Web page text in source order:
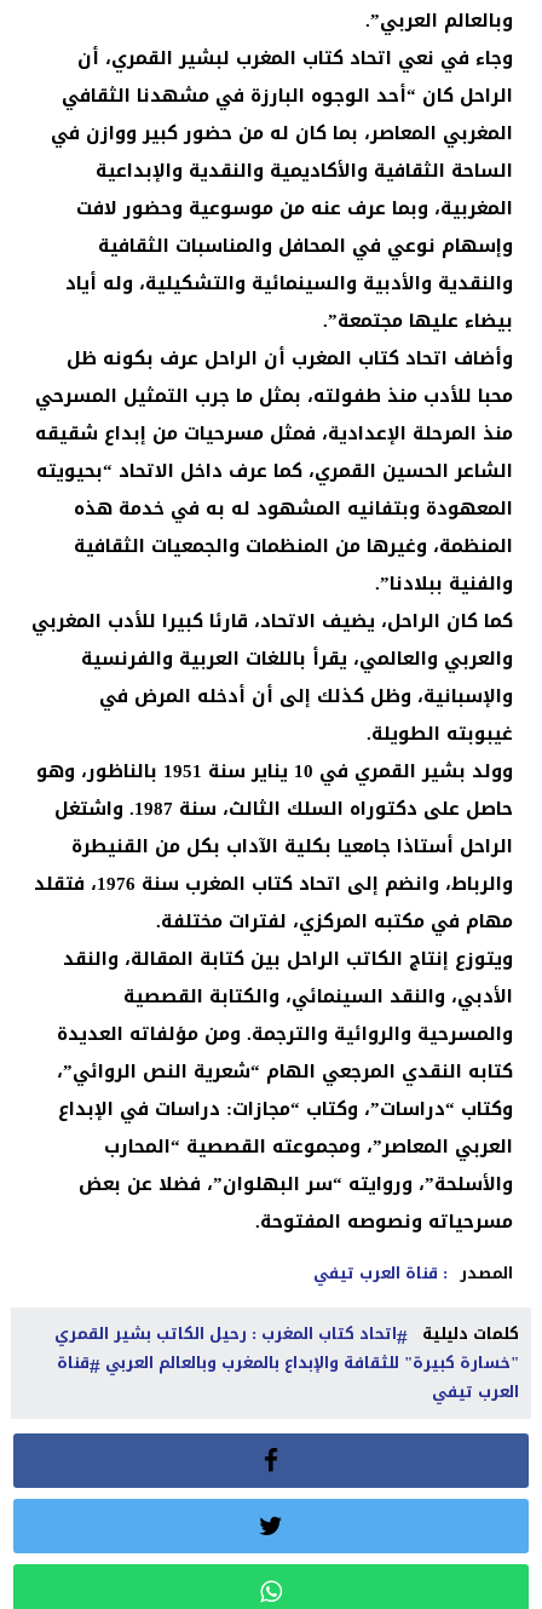
وبالعالم العربي”.
وجاء في نعي اتحاد كتاب المغرب لبشير القمري، أن
الراحل كان “أحد الوجوه البارزة في مشهدنا الثقافي
المغربي المعاصر، بما كان له من حضور كبير ووازن في
الساحة الثقافية والأكاديمية والنقدية والإبداعية
المغربية، وبما عرف عنه من موسوعية وحضور لافت
وإسهام نوعي في المحافل والمناسبات الثقافية
والنقدية والأدبية والسينمائية والتشكيلية، وله أياد
بيضاء عليها مجتمعة”.
وأضاف اتحاد كتاب المغرب أن الراحل عرف بكونه ظل
محبا للأدب منذ طفولته، بمثل ما جرب التمثيل المسرحي
منذ المرحلة الإعدادية، فمثل مسرحيات من إبداع شقيقه
الشاعر الحسين القمري، كما عرف داخل الاتحاد “بحيويته
المعهودة وبتفانيه المشهود له به في خدمة هذه
المنظمة، وغيرها من المنظمات والجمعيات الثقافية
والفنية ببلادنا”.
كما كان الراحل، يضيف الاتحاد، قارئا كبيرا للأدب المغربي
والعربي والعالمي، يقرأ باللغات العربية والفرنسية
والإسبانية، وظل كذلك إلى أن أدخله المرض في
غيبوبته الطويلة.
وولد بشير القمري في 10 يناير سنة 1951 بالناظور، وهو
حاصل على دكتوراه السلك الثالث، سنة 1987. واشتغل
الراحل أستاذا جامعيا بكلية الآداب بكل من القنيطرة
والرباط، وانضم إلى اتحاد كتاب المغرب سنة 1976، فتقلد
مهام في مكتبه المركزي، لفترات مختلفة.
ويتوزع إنتاج الكاتب الراحل بين كتابة المقالة، والنقد
الأدبي، والنقد السينمائي، والكتابة القصصية
والمسرحية والروائية والترجمة. ومن مؤلفاته العديدة
كتابه النقدي المرجعي الهام “شعرية النص الروائي”،
وكتاب “دراسات”، وكتاب “مجازات: دراسات في الإبداع
العربي المعاصر”، ومجموعته القصصية “المحارب
والأسلحة”، وروايته “سر البهلوان”، فضلا عن بعض
مسرحياته ونصوصه المفتوحة.
المصدر : قناة العرب تيفي
كلمات دليلية
اتحاد كتاب المغرب : رحيل الكاتب بشير القمري
"خسارة كبيرة" للثقافة والإبداع بالمغرب وبالعالم العربي قناة
العرب تيفي